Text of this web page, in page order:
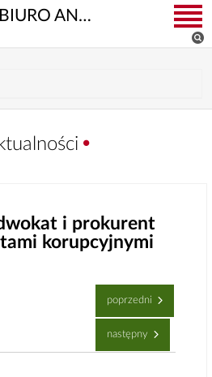
CENTRALNE BIURO ANTYKORUPCYJNE
i prokurent
korupcyjnymi
poprzedni
następny